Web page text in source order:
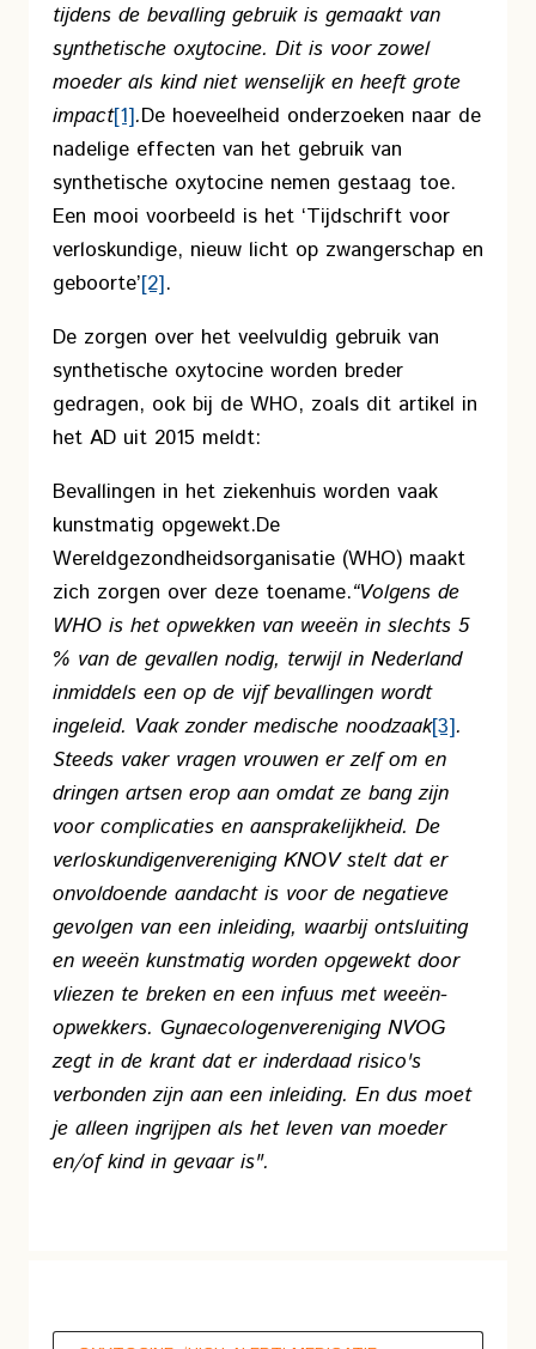
tijdens de bevalling gebruik is gemaakt van
synthetische oxytocine. Dit is voor zowel
moeder als kind niet wenselijk en heeft grote
impact[1].De hoeveelheid onderzoeken naar de
nadelige effecten van het gebruik van
synthetische oxytocine nemen gestaag toe.
Een mooi voorbeeld is het ‘Tijdschrift voor
verloskundige, nieuw licht op zwangerschap en
geboorte’[2].
De zorgen over het veelvuldig gebruik van
synthetische oxytocine worden breder
gedragen, ook bij de WHO, zoals dit artikel in
het AD uit 2015 meldt:
Bevallingen in het ziekenhuis worden vaak
kunstmatig opgewekt.De
Wereldgezondheidsorganisatie (WHO) maakt
zich zorgen over deze toename.“Volgens de
WHO is het opwekken van weeën in slechts 5
% van de gevallen nodig, terwijl in Nederland
inmiddels een op de vijf bevallingen wordt
ingeleid. Vaak zonder medische noodzaak[3].
Steeds vaker vragen vrouwen er zelf om en
dringen artsen erop aan omdat ze bang zijn
voor complicaties en aansprakelijkheid. De
verloskundigenvereniging KNOV stelt dat er
onvoldoende aandacht is voor de negatieve
gevolgen van een inleiding, waarbij ontsluiting
en weeën kunstmatig worden opgewekt door
vliezen te breken en een infuus met weeën-
opwekkers. Gynaecologenvereniging NVOG
zegt in de krant dat er inderdaad risico's
verbonden zijn aan een inleiding. En dus moet
je alleen ingrijpen als het leven van moeder
en/of kind in gevaar is".